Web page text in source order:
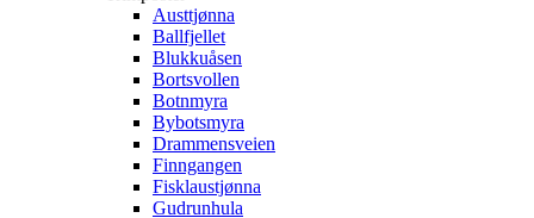
Austtjønna
Ballfjellet
Blukkuåsen
Bortsvollen
Botnmyra
Bybotsmyra
Drammensveien
Finngangen
Fisklaustjønna
Gudrunhula